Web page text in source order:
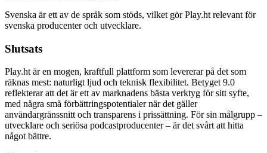
Svenska är ett av de språk som stöds, vilket gör Play.ht relevant för
svenska producenter och utvecklare.
Slutsats
Play.ht är en mogen, kraftfull plattform som levererar på det som
räknas mest: naturligt ljud och teknisk flexibilitet. Betyget 9.0
reflekterar att det är ett av marknadens bästa verktyg för sitt syfte,
med några små förbättringspotentialer när det gäller
användargränssnitt och transparens i prissättning. För sin målgrupp –
utvecklare och seriösa podcastproducenter – är det svårt att hitta
något bättre.